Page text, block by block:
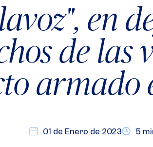
en
de las
armado
01 de Enero de 2023 5